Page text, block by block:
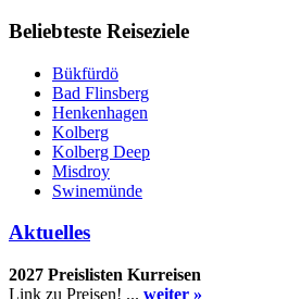
Beliebteste Reiseziele
Bükfürdö
Bad Flinsberg
Henkenhagen
Kolberg
Kolberg Deep
Misdroy
Swinemünde
Aktuelles
2027 Preislisten Kurreisen
Link zu Preisen! ... weiter »